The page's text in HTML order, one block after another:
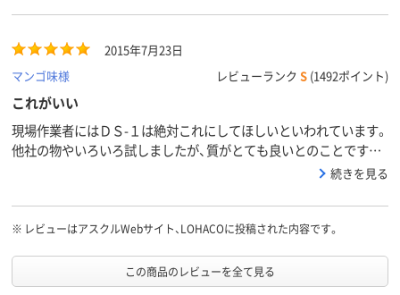
2015年7月23日
マンゴ味様
レビューランク S (1492ポイント)
これがいい
現場作業者にはＤＳ-１は絶対これにしてほしいといわれています。
他社の物やいろいろ試しましたが、質がとても良いとのことです。
ＡＳＫＵＬは以前は高すぎて他のオンラインショッピングで注文し
続きを見る
※ レビューはアスクルWebサイト、LOHACOに投稿された内容です。
この商品のレビューを全て見る